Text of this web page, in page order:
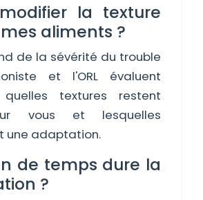
la texture
aliments ?
de la sévérité du trouble
et l'ORL évaluent
quelles textures restent
vous et lesquelles
une adaptation.
de temps dure la
?